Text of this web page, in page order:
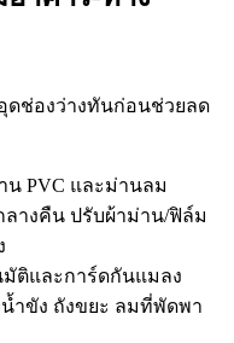
ดช่องว่างทันก่อนช่วยลด
PVC และม่านลม
ลางคืน ปรับผ้าม่าน/ฟิล์ม
ติและการ์ดกันแมลง
ำขัง ถังขยะ ลมที่พัดพา